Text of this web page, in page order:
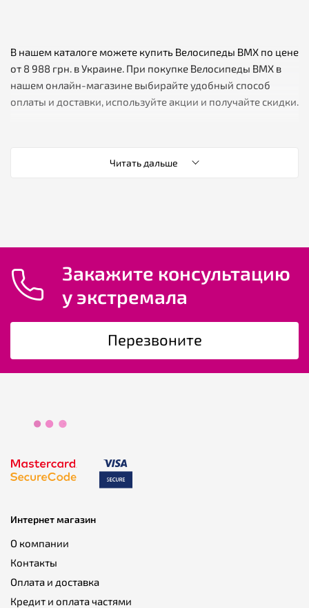
В нашем каталоге можете купить Велосипеды BMX по цене
от 8 988 грн. в Украине. При покупке Велосипеды BMX в
нашем онлайн-магазине выбирайте удобный способ
оплаты и доставки, используйте акции и получайте скидки.
✔️ К-во товаров
✔️ Макс. цена
Категории товаров, которые выбирают
, Женские велосипеды
велосипеды,Велосипеды со стальной рамой,Велосипеды с
алюминиевой рамой,Велосипеды с гидравлическими
тормозами,
Читать дальше
Закажите консультацию
у экстремала
Перезвоните
Интернет магазин
О компании
Контакты
Оплата и доставка
Кредит и оплата частями